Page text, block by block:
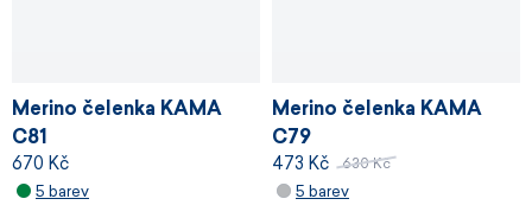
Merino čelenka KAMA
C81
670 Kč
5 barev
Merino čelenka KAMA
C79
473 Kč 630 Kč
5 barev